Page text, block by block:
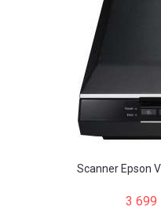
Scanner Epson
3 699